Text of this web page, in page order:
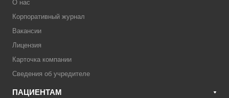
О нас
Корпоративный журнал
Вакансии
Лицензия
Карточка компании
Сведения об учредителе
ПАЦИЕНТАМ